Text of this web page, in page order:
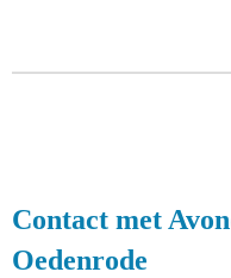
Contact met
Oedenrode